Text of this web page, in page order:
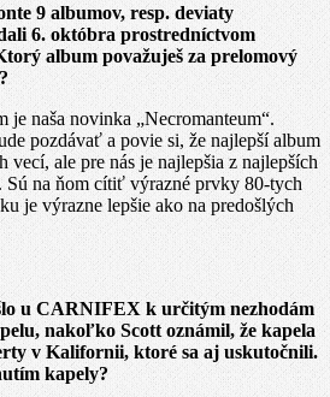
9 albumov, resp. deviaty
6. októbra prostredníctvom
album považuješ za prelomový
je naša novinka „Necromanteum“.
pozdávať a povie si, že najlepší album
vecí, ale pre nás je najlepšia z najlepších
Sú na ňom cítiť výrazné prvky 80-tych
je výrazne lepšie ako na predošlých
u CARNIFEX k určitým nezhodám
nakoľko Scott oznámil, že kapela
v Kalifornii, ktoré sa aj uskutočnili.
kapely?